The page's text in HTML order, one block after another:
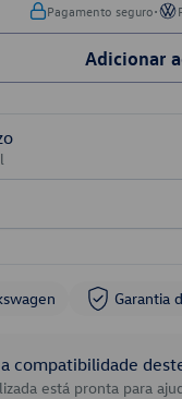
Pagamento seguro•
Adicionar
Garantia
compatibilidade
está pronta para